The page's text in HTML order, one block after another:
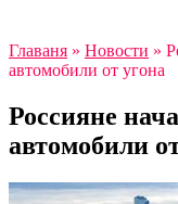
Главаня » Новости »
автомобили от угона
Россияне
автомобили